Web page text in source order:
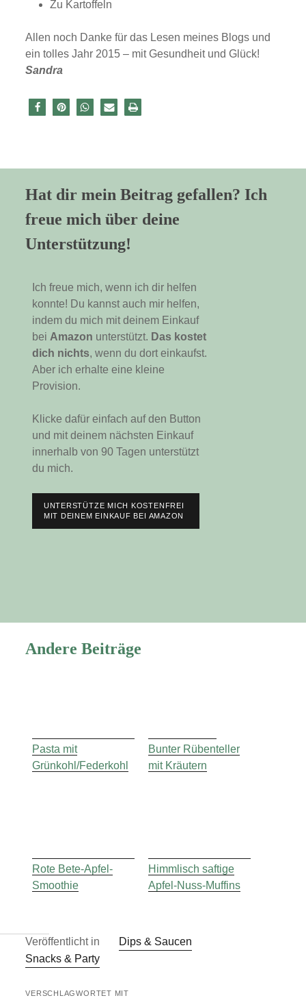
Zu Kartoffeln
Allen noch Danke für das Lesen meines Blogs und
ein tolles Jahr 2015 – mit Gesundheit und Glück!
Sandra
Hat dir mein Beitrag gefallen? Ich
freue mich über deine
Unterstützung!
Ich freue mich, wenn ich dir helfen
konnte! Du kannst auch mir helfen,
indem du mich mit deinem Einkauf
bei Amazon unterstützt. Das kostet
dich nichts, wenn du dort einkaufst.
Aber ich erhalte eine kleine
Provision.
Klicke dafür einfach auf den Button
und mit deinem nächsten Einkauf
innerhalb von 90 Tagen unterstützt
du mich.
UNTERSTÜTZE MICH KOSTENFREI
MIT DEINEM EINKAUF BEI AMAZON
Andere Beiträge
Pasta mit
Grünkohl/Federkohl
Bunter Rübenteller
mit Kräutern
Rote Bete-Apfel-
Smoothie
Himmlisch saftige
Apfel-Nuss-Muffins
Veröffentlicht in
Dips & Saucen
Snacks & Party
VERSCHLAGWORTET MIT